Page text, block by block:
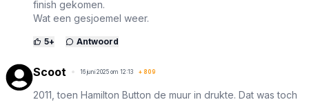
finish gekomen.
Wat een gesjoemel weer.
5+ Antwoord
Scoot 16 juni 2025 om 12:13 + 809
2011, toen Hamilton Button de muur in drukte. Dat was toch